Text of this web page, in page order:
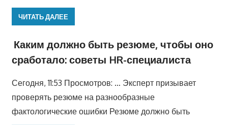
ЧИТАТЬ ДАЛЕЕ
Каким должно быть резюме, чтобы оно
сработало: советы HR-специалиста
Сегодня, 11:53 Просмотров: … Эксперт призывает
проверять резюме на разнообразные
фактологические ошибки Резюме должно быть